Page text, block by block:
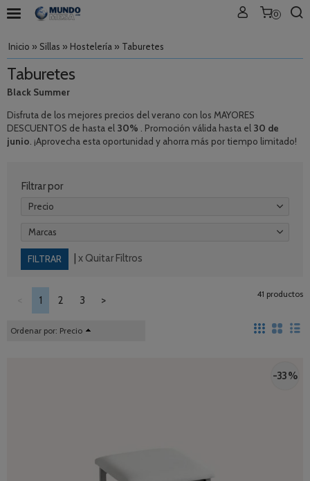
0
Inicio » Sillas » Hostelería » Taburetes
Taburetes
Black Summer
Disfruta de los mejores precios del verano con los MAYORES
DESCUENTOS de hasta el 30% . Promoción válida hasta el 30 de
junio . ¡Aprovecha esta oportunidad y ahorra más por tiempo limitado!
Filtrar por
Precio
Marcas
x Quitar Filtros
1 2 3 >
41 productos
Ordenar por: Precio
-33 %